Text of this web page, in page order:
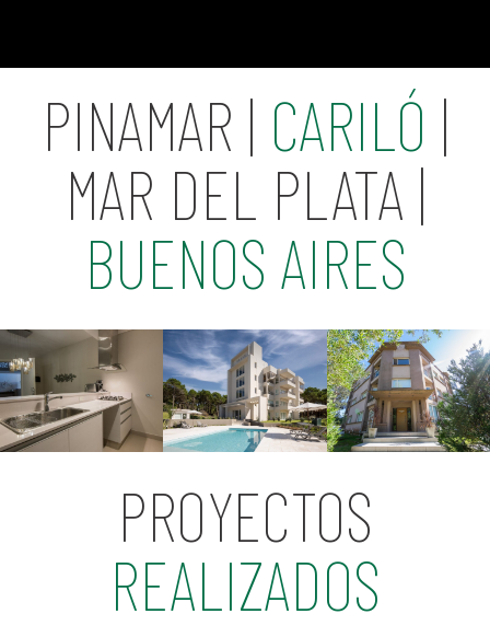
PINAMAR | CARILÓ |
MAR DEL PLATA |
BUENOS AIRES
PROYECTOS
REALIZADOS